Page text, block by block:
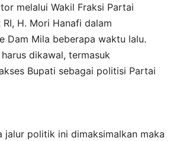
melalui Wakil Fraksi Partai
RI, H. Mori Hanafi dalam
Dam Mila beberapa waktu lalu.
dikawal, termasuk
Bupati sebagai politisi Partai
jalur politik ini dimaksimalkan maka